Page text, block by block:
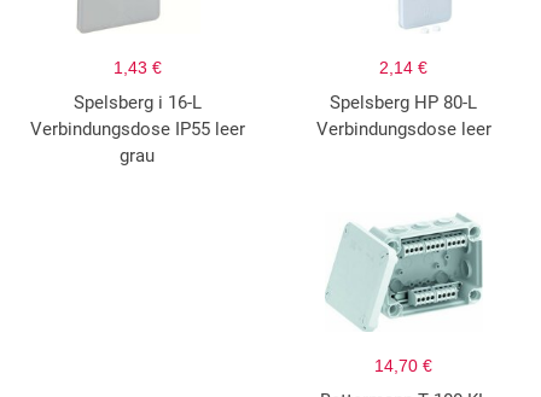
1,43 €
Spelsberg i 16-L
Verbindungsdose IP55 leer
grau
2,14 €
Spelsberg HP 80-L
Verbindungsdose leer
14,70 €